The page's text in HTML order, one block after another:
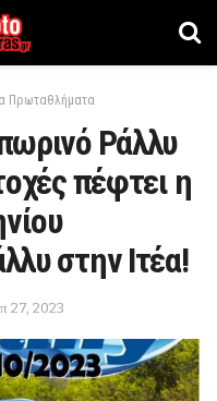
Πρωταθλήματα
Ράλλυ
πέφτει η
στην Ιτέα!
27, 2023